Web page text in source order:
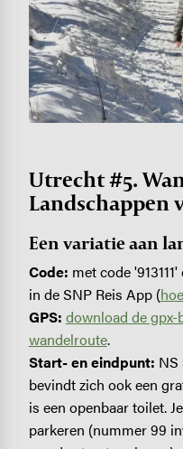
Utrecht #5.
Landschappen
Een variatie aan
Code: met code
in de SNP Reis App (
GPS: download de gpx-
wandelroute.
Start- en eindpunt: NS
bevindt zich ook een
is een openbaar toilet.
parkeren (nummer 99